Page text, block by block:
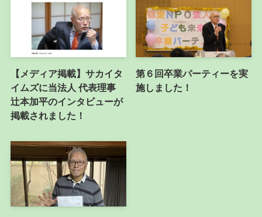
【メディア掲載】サカイタ
イムズに当法人 代表理事
辻本加平のインタビューが
掲載されました！
第６回卒業パーティーを実
施しました！